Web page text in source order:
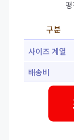
구분
사이즈 계열
배송비